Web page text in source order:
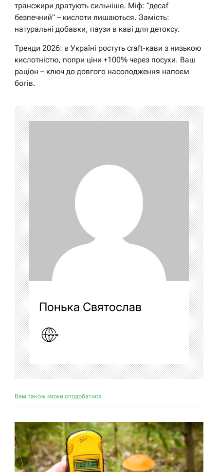
трансжири дратують сильніше. Міф: “деcaf
безпечний” – кислоти лишаються. Замість:
натуральні добавки, паузи в каві для детоксу.
Тренди 2026: в Україні ростуть craft-кави з низькою
кислотністю, попри ціни +100% через посухи. Ваш
раціон – ключ до довгого насолодження напоєм
богів.
Понька Святослав
Вам також може сподобатися